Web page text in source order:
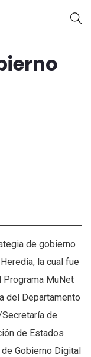
de gobierno
la cual fue
MuNet
del Departamento
de
de Estados
Gobierno Digital